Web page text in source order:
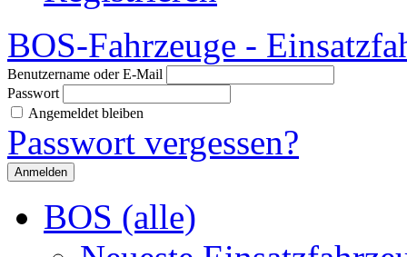
BOS-Fahrzeuge -
Benutzername oder E-Mail
Passwort
Angemeldet bleiben
Passwort vergessen?
BOS (alle)